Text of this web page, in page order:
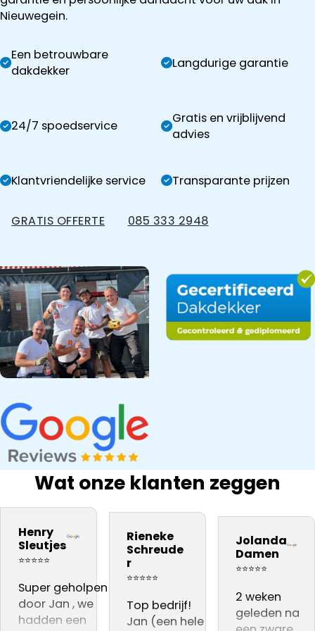
Nieuwegein.
Een betrouwbare
dakdekker
Langdurige garantie
24/7 spoedservice
Gratis en vrijblijvend
advies
Klantvriendelijke service Transparante prijzen
GRATIS OFFERTE 085 333 2948
Wat onze klanten zeggen
Henry
Sleutjes
⭐⭐⭐⭐⭐
Super geholpen
door Jan , we
hadden een
daarom aan
iedereen
adviseren .👍👍👍
Snel gewerkt.
kwaliteit.
Vooral dat
de
live gevolgd
kon worden
Rieneke
Schreude
r
⭐⭐⭐⭐⭐
Top bedrijf!
Jan (een hele
materiaal.
vakmannen
Harrie en
hebben
voortreffelijke
werk
afgeleverd. Zij
inspectie,
gebeld, die
reageerde
dag later
Jan al op het
dak voor de
Jolanda
Damen
⭐⭐⭐⭐⭐
2 weken
geleden na